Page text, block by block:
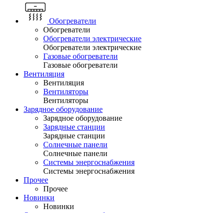
Обогреватели
Обогреватели
Обогреватели электрические
Обогреватели электрические
Газовые обогреватели
Газовые обогреватели
Вентиляция
Вентиляция
Вентиляторы
Вентиляторы
Зарядное оборудование
Зарядное оборудование
Зарядные станции
Зарядные станции
Солнечные панели
Солнечные панели
Системы энергоснабжения
Системы энергоснабжения
Прочее
Прочее
Новинки
Новинки